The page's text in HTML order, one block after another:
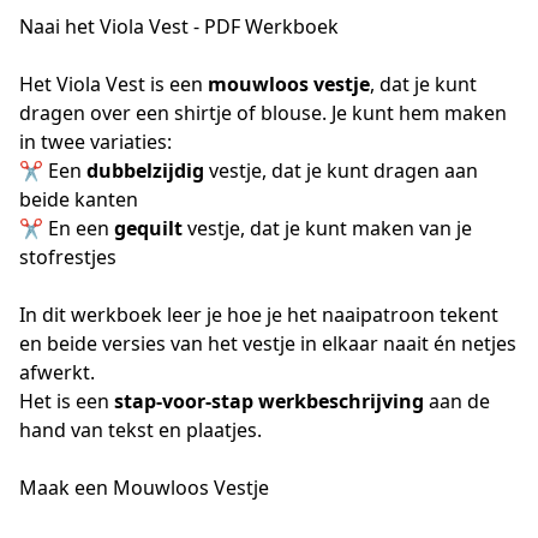
Naai het Viola Vest - PDF Werkboek
Het Viola Vest is een mouwloos vestje, dat je kunt
dragen over een shirtje of blouse. Je kunt hem maken
in twee variaties:
✂️ Een dubbelzijdig vestje, dat je kunt dragen aan
beide kanten
✂️ En een gequilt vestje, dat je kunt maken van je
stofrestjes
In dit werkboek leer je hoe je het naaipatroon tekent
en beide versies van het vestje in elkaar naait én netjes
afwerkt.
Het is een stap-voor-stap werkbeschrijving aan de
hand van tekst en plaatjes.
Maak een Mouwloos Vestje